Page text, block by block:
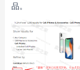
品。